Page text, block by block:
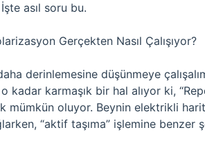
asıl soru bu.
Gerçekten Nasıl Çalışıyor?
derinlemesine düşünmeye
kadar karmaşık bir hal alıyor ki,
mümkün oluyor. Beynin elektrikli
“aktif taşıma” işlemine benzer